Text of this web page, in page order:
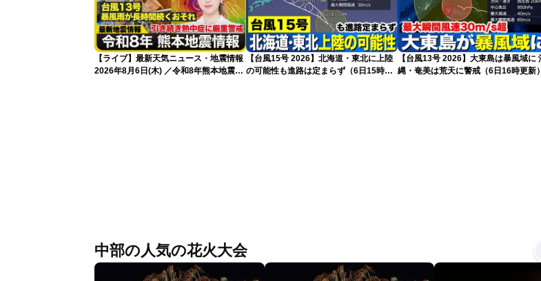
【ライブ】最新天気ニュース・地震情報
2026年8月6日(木) ／令和8年熊本地震情
【台風15号 2026】北海道・東北に上陸
の可能性も進路は定まらず（6日15時更
【台風13号 2026】大東島は暴風域に 沖
縄・奄美は荒天に警戒（6日16時更新）
中部の人気の花火大会